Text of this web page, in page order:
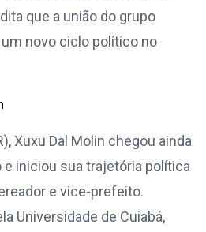
que a união do grupo
novo ciclo político no
Xuxu Dal Molin chegou ainda
e iniciou sua trajetória política
e vice-prefeito.
Universidade de Cuiabá,